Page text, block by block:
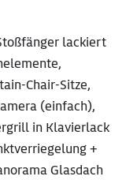
lackiert
Chair-Sitze,
(einfach),
in Klavierlack
+
Glasdach